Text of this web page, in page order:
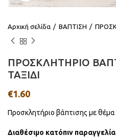
Αρχική σελίδα ΒΑΠΤΙΣΗ
ΠΡΟΣΚΛΗΤΗΡΙΟ
ΤΑΞΙΔΙ
€1.60
Προσκλητήριο βάπτισης με θέμα
Διαθέσιμο κατόπιν